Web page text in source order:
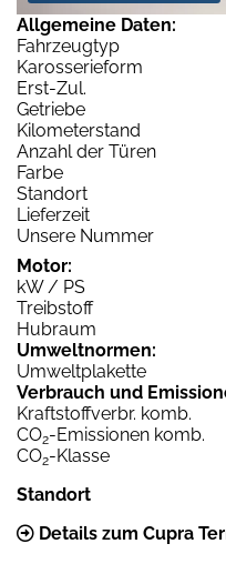
Allgemeine Daten:
Fahrzeugtyp
Karosserieform
Erst-Zul.
Getriebe
Kilometerstand
Anzahl der Türen
Farbe
Standort
Lieferzeit
Unsere Nummer
Motor:
kW / PS
Treibstoff
Hubraum
Umweltnormen:
Umweltplakette
Verbrauch und
Kraftstoffverbr. komb.
CO2-Emissionen komb.
CO2-Klasse
Standort
Details zum Cupra